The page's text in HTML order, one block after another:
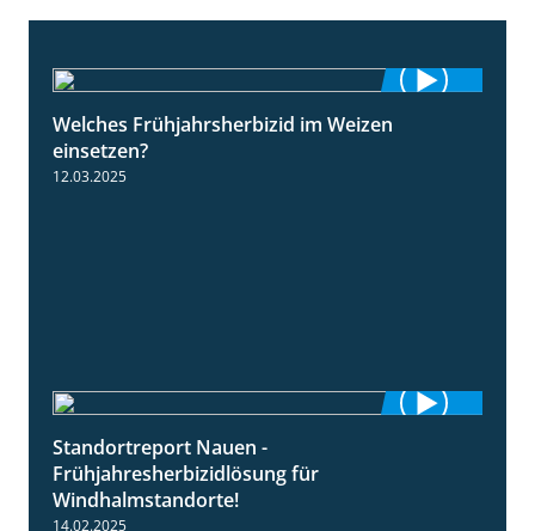
Welches Frühjahrsherbizid im Weizen
einsetzen?
12.03.2025
Standortreport Nauen -
Frühjahresherbizidlösung für
Windhalmstandorte!
14.02.2025